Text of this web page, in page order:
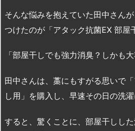
そんな悩みを抱えていた田中さん
つけたのが「アタック抗菌EX 部屋
「部屋干しでも強力消臭？しかも
田中さんは、藁にもすがる思いで
し用」を購入し、早速その日の洗濯
すると、驚くことに、部屋干しし